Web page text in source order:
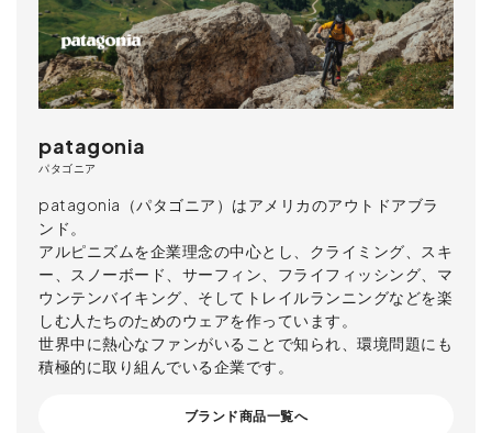
patagonia
パタゴニア
patagonia（パタゴニア）はアメリカのアウトドアブラ
ンド。
アルピニズムを企業理念の中心とし、クライミング、スキ
ー、スノーボード、サーフィン、フライフィッシング、マ
ウンテンバイキング、そしてトレイルランニングなどを楽
しむ人たちのためのウェアを作っています。
世界中に熱心なファンがいることで知られ、環境問題にも
積極的に取り組んでいる企業です。
ブランド商品一覧へ